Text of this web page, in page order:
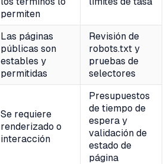
permiten
Las páginas
públicas son
estables y
permitidas
Revisión de
robots.txt y
pruebas de
selectores
Se requiere
renderizado o
interacción
Presupuestos
de tiempo de
espera y
validación de
estado de
página